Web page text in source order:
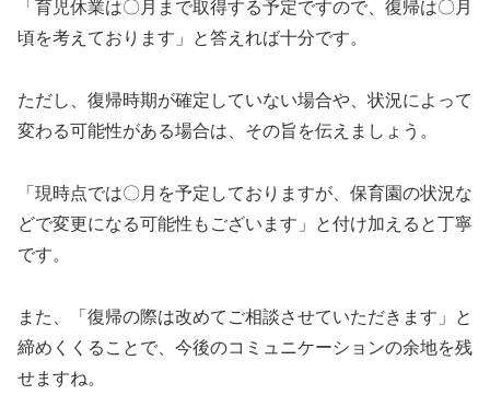
「育児休業は〇月まで取得する予定ですので、復帰は〇月
頃を考えております」と答えれば十分です。
ただし、復帰時期が確定していない場合や、状況によって
変わる可能性がある場合は、その旨を伝えましょう。
「現時点では〇月を予定しておりますが、保育園の状況な
どで変更になる可能性もございます」と付け加えると丁寧
です。
また、「復帰の際は改めてご相談させていただきます」と
締めくくることで、今後のコミュニケーションの余地を残
せますね。